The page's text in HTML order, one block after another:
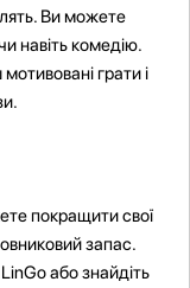
Ви можете
навіть комедію.
грати і
покращити свої
запас.
або знайдіть